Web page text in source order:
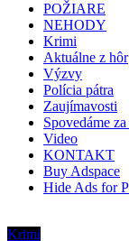
POŽIARE
NEHODY
Krimi
Aktuálne z hôr
Výzvy
Polícia pátra
Zaujímavosti
Spovedáme
Video
KONTAKT
Buy Adspace
Hide Ads for
Krimi